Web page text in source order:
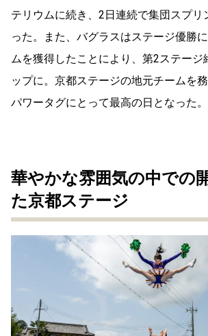
テリウムに続き、2日連続で集団スプリ
った。また、バグラスはステージ優勝
ムを獲得したことにより、第2ステージ
ップに。京都ステージの地元チームを
パワータグにとって最高の日となった。
華やかな雰囲気の中での
た京都ステージ